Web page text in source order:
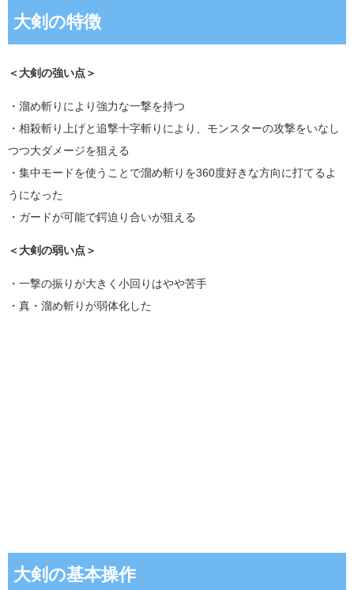
大剣の特徴
＜大剣の強い点＞
・溜め斬りにより強力な一撃を持つ
・相殺斬り上げと追撃十字斬りにより、モンスターの攻撃をいなし
つつ大ダメージを狙える
・集中モードを使うことで溜め斬りを360度好きな方向に打てるよ
うになった
・ガードが可能で鍔迫り合いが狙える
＜大剣の弱い点＞
・一撃の振りが大きく小回りはやや苦手
・真・溜め斬りが弱体化した
大剣の基本操作